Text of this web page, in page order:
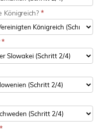
Königreich? *
*
*